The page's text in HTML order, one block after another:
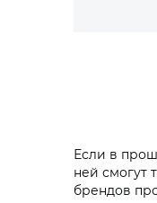
Если в
ней смогут
брендов